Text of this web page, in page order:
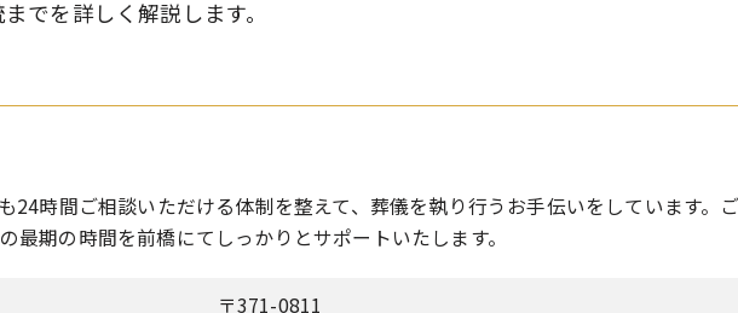
でを詳しく解説します。
24時間ご相談いただける体制を整えて、葬儀を執り行うお手伝いをしています。
最期の時間を前橋にてしっかりとサポートいたします。
〒371-0811